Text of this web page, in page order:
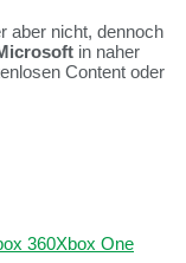
aber nicht, dennoch
in naher
Content oder
360Xbox One